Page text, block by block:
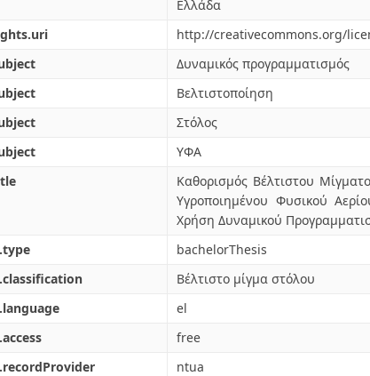
Ελλάδα
http://creativecommons.org/
Δυναμικός προγραμματισμός
Βελτιστοποίηση
Στόλος
ΥΦΑ
Καθορισμός Βέλτιστου
Υγροποιημένου Φυσικού
Χρήση Δυναμικού
bachelorThesis
Βέλτιστο μίγμα στόλου
el
free
ntua